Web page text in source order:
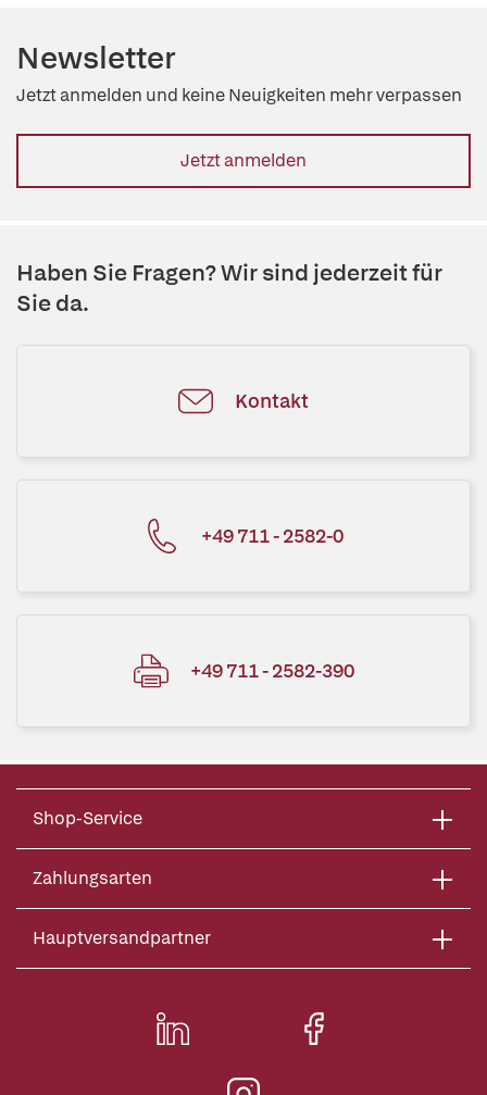
Newsletter
Jetzt anmelden und keine Neuigkeiten mehr verpassen
Jetzt anmelden
Haben Sie Fragen? Wir sind jederzeit für
Sie da.
Kontakt
+49 711 - 2582-0
+49 711 - 2582-390
Shop-Service
Zahlungsarten
Hauptversandpartner